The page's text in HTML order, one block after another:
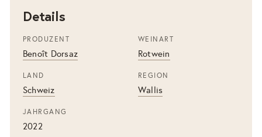
Details
PRODUZENT
Benoît Dorsaz
WEINART
Rotwein
LAND
Schweiz
REGION
Wallis
JAHRGANG
2022